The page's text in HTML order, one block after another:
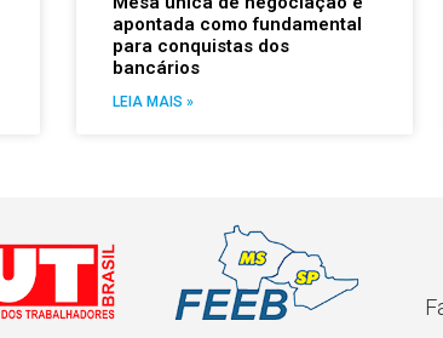
apontada como fundamental
para conquistas dos
bancários
LEIA MAIS »